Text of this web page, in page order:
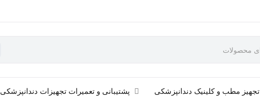
تجهیز مطب و کلینیک دندانپزشکی پشتیبانی و تعمیرات تجهیزات دندانپزشکی